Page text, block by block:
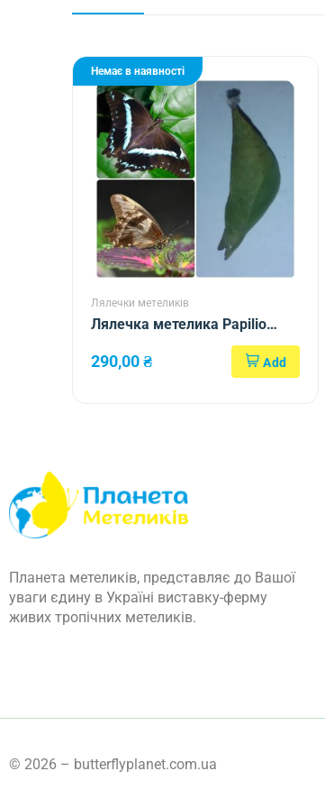
Немає в наявності
Лялечки метеликів
Лялечка метелика Papilio
290,00₴
Планета метеликів, представляє до Вашої
уваги єдину в Україні виставку-ферму
живих тропічних метеликів.
© 2026 – butterflyplanet.com.ua